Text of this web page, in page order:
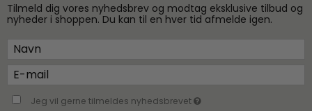
Tilmeld dig vores nyhedsbrev og modtag eksklusive tilbud og
nyheder i shoppen. Du kan til en hver tid afmelde igen.
Jeg vil gerne tilmeldes nyhedsbrevet